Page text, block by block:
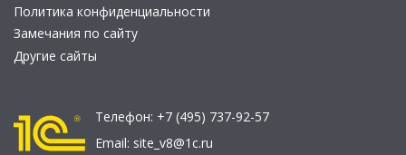
Политика конфиденциальности
Замечания по сайту
Другие сайты
Телефон: +7 (495) 737-92-57
Email: site_v8@1c.ru